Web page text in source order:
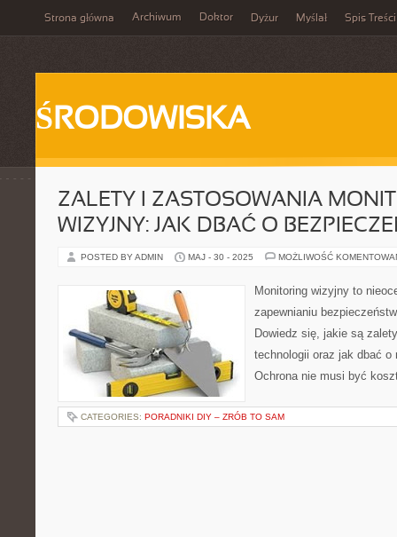
Strona główna Archiwum Doktor Dyżur Myślał Spis Treści
ŚRODOWISKA
ZALETY I ZASTOSOWANIA
WIZYJNY: JAK DBAĆ O
POSTED BY ADMIN MAJ - 30 - 2025 MOŻLIWOŚĆ
Monitoring wizyjny to
zapewnianiu
Dowiedz się, jakie są
technologii oraz jak dbać
Ochrona nie musi być
CATEGORIES: PORADNIKI DIY – ZRÓB TO SAM